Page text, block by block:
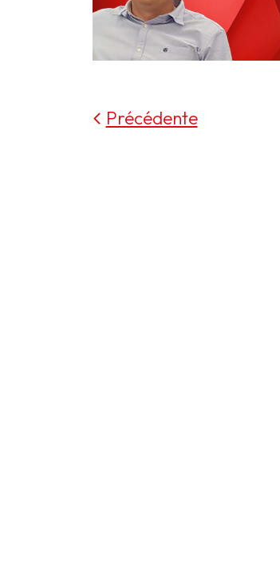
Précédente